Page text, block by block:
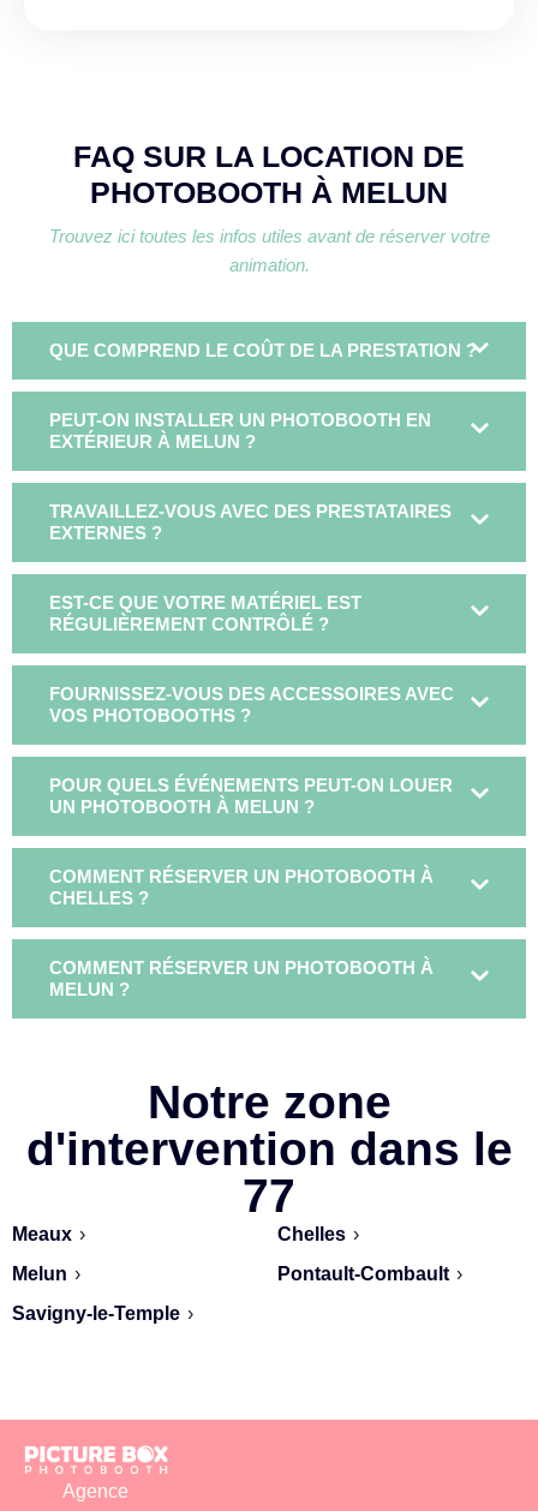
FAQ SUR LA LOCATION DE
PHOTOBOOTH À MELUN
Trouvez ici toutes les infos utiles avant de réserver votre
animation.
QUE COMPREND LE COÛT DE LA PRESTATION ?
PEUT-ON INSTALLER UN PHOTOBOOTH EN
EXTÉRIEUR À MELUN ?
TRAVAILLEZ-VOUS AVEC DES PRESTATAIRES
EXTERNES ?
EST-CE QUE VOTRE MATÉRIEL EST
RÉGULIÈREMENT CONTRÔLÉ ?
FOURNISSEZ-VOUS DES ACCESSOIRES AVEC
VOS PHOTOBOOTHS ?
POUR QUELS ÉVÉNEMENTS PEUT-ON LOUER
UN PHOTOBOOTH À MELUN ?
COMMENT RÉSERVER UN PHOTOBOOTH À
CHELLES ?
COMMENT RÉSERVER UN PHOTOBOOTH À
MELUN ?
Notre zone
d'intervention dans le
77
Meaux › Chelles ›
Melun › Pontault‑Combault ›
Savigny‑le‑Temple ›
Agence